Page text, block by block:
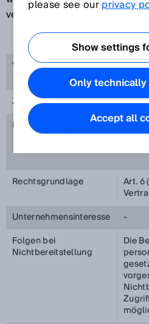
verarbeiten.
Verantwortlicher SICK
Zweck der Verarbeitung
Kategorien der Daten
Rechtsgrundlage Art. 6
Unternehmensinteresse
-
Folgen bei
Nichtbereitstellung
Die
please see ourprivacy
Show settings
Only
Accept all